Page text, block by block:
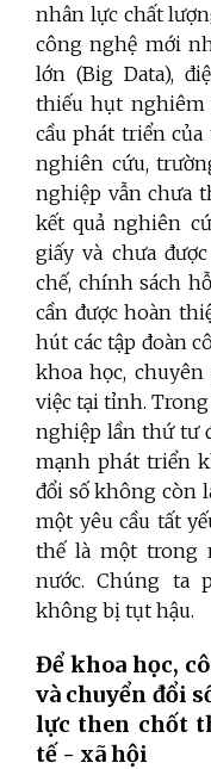
nhân lực chất
công nghệ mới
lớn (Big Data),
thiếu hụt nghiêm
cầu phát triển
nghiên cứu,
nghiệp vẫn chưa
kết quả nghiên
giấy và chưa
chế, chính sách
cần được hoàn
hút các tập đoàn
khoa học,
việc tại tỉnh.
nghiệp lần thứ tư
mạnh phát triển
đổi số không còn
một yêu cầu tất
thế là một trong
nước. Chúng ta
không bị tụt hậu.
Để khoa học,
và chuyển đổi
lực then chốt
tế - xã hội